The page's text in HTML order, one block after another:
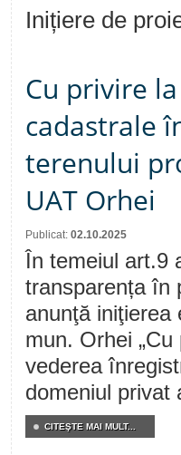
Inițiere de
Cu privire
cadastrale
terenului
UAT Orhei
Publicat: 02.10.2025
În temeiul art.9
transparența în
anunţă iniţierea
mun. Orhei
vederea
domeniul privat
CITEŞTE MAI MULT...